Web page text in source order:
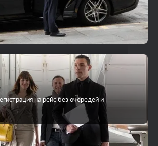
острова на яхте или гидросамолете
на рейс без очередей и